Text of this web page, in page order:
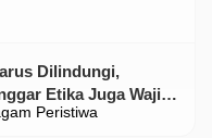
Peristiwa
Dilindungi,
Etika Juga Wajib